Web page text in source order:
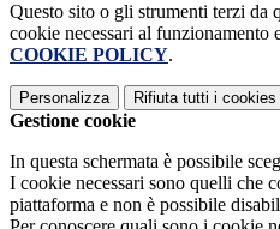
Questo sito o gli strumenti terzi da
cookie necessari al
COOKIE POLICY.
Personalizza Rifiuta tutti i cookies
Gestione cookie
In questa schermata è possibile
I cookie necessari sono quelli che
piattaforma e non è possibile